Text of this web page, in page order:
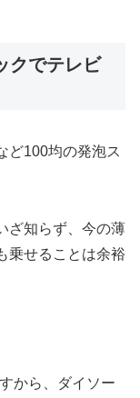
クでテレビ
ど100均の発泡ス
ざ知らず、今の薄
乗せることは余裕
から、ダイソー